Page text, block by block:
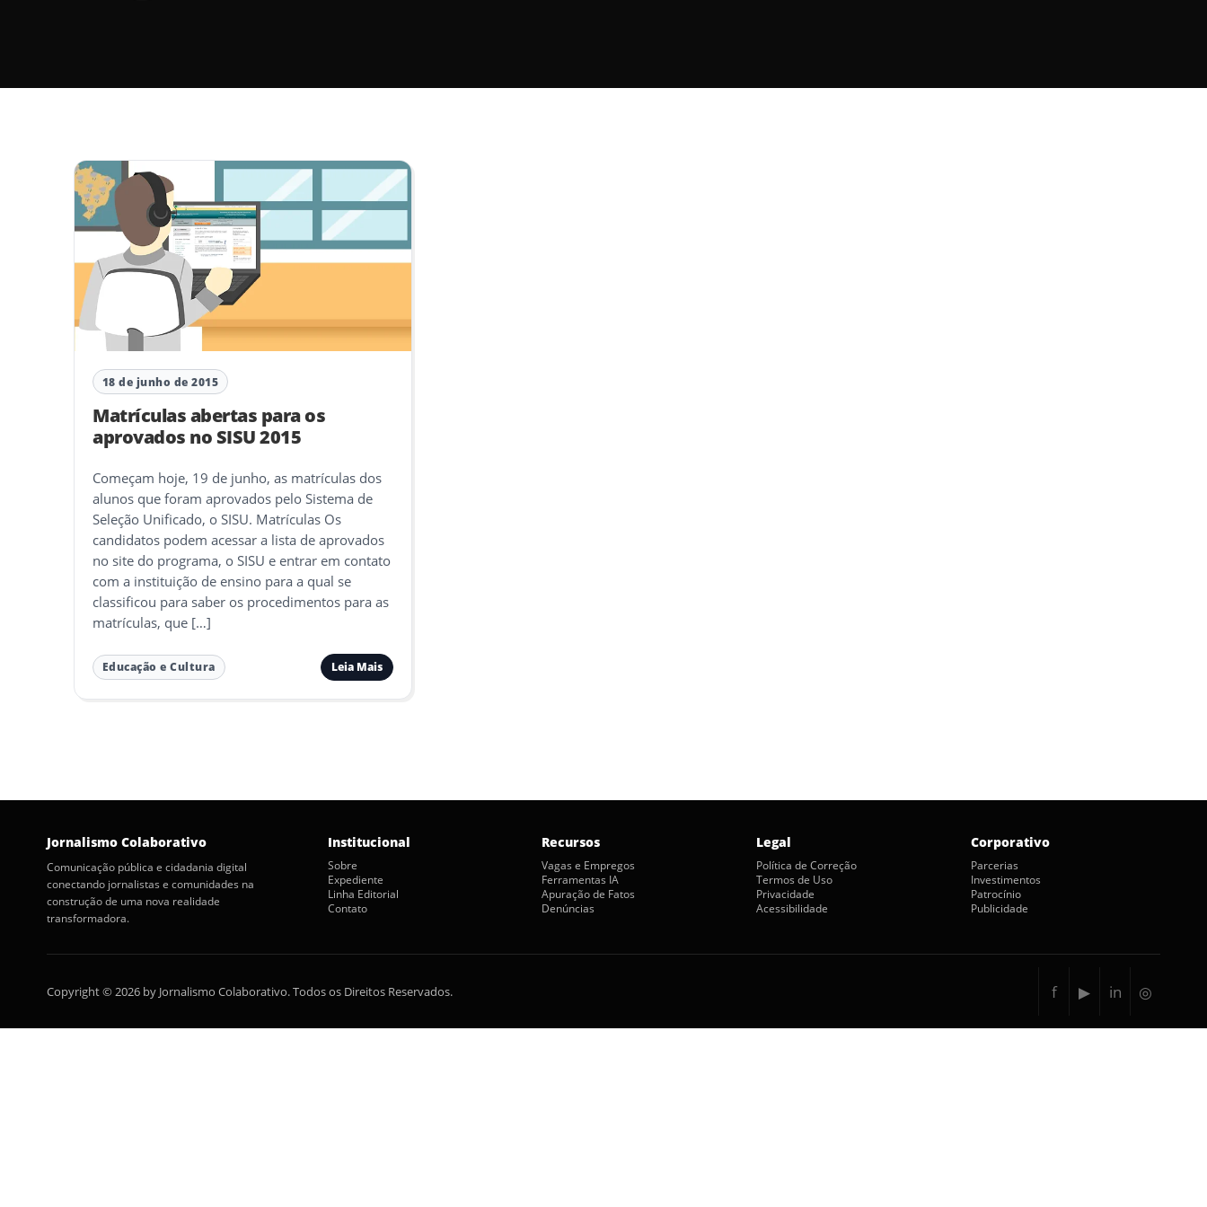
18 de junho de 2015
Matrículas abertas para os
aprovados no SISU 2015
Começam hoje, 19 de junho, as matrículas dos
alunos que foram aprovados pelo Sistema de
Seleção Unificado, o SISU. Matrículas Os
candidatos podem acessar a lista de aprovados
no site do programa, o SISU e entrar em contato
com a instituição de ensino para a qual se
classificou para saber os procedimentos para as
matrículas, que […]
Educação e Cultura Leia Mais
Jornalismo Colaborativo
Comunicação pública e cidadania digital
conectando jornalistas e comunidades na
construção de uma nova realidade
transformadora.
Institucional
Sobre
Expediente
Linha Editorial
Contato
Recursos
Vagas e Empregos
Ferramentas IA
Apuração de Fatos
Denúncias
Legal
Política de Correção
Termos de Uso
Privacidade
Acessibilidade
Corporativo
Parcerias
Investimentos
Patrocínio
Publicidade
Copyright © 2026 by Jornalismo Colaborativo. Todos os Direitos Reservados. f ▶ in ◎